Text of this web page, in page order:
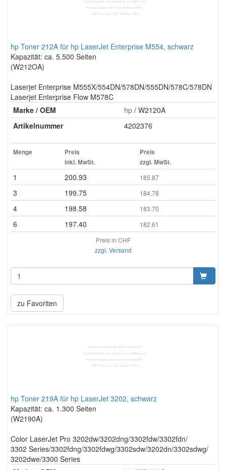
hp Toner 212A für hp LaserJet Enterprise M554, schwarz
Kapazität: ca. 5.500 Seiten
(W212OA)
Laserjet Enterprise M555X/554DN/578DN/555DN/578C/578DN
Laserjet Enterprise Flow M578C
Marke / OEM
hp / W2120A
Artikelnummer
4202376
Menge
Preis
inkl. MwSt.
Preis
zzgl. MwSt.
1 200.93 185.87
3 199.75 184.78
4 198.58 183.70
6 197.40
182.61
Preis in CHF
zzgl. Versand
zu Favoriten
hp Toner 219A für hp LaserJet 3202, schwarz
Kapazität: ca. 1.300 Seiten
(W2190A)
Color LaserJet Pro 3202dw/3202dng/3302fdw/3302fdn/
3302 Series/3302fdng/3302fdwg/3302sdw/3202dn/3302sdwg/
3202dwe/3300 Series